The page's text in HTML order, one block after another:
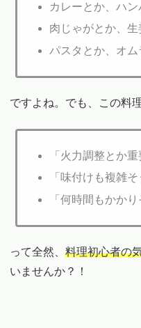
カレーとか、ハン
肉じゃがとか、生
パスタとか、オム
ですよね。でも、この料
「火力調整とか重
「味付けも複雑そ
「何時間もかかり
って全然、 料理初心者の
いませんか？！